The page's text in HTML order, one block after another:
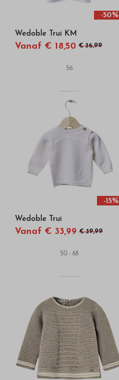
-50%
Wedoble Trui KM
Vanaf € 18,50 € 36,99
56
-15%
Wedoble Trui
Vanaf € 33,99 € 39,99
50 - 68